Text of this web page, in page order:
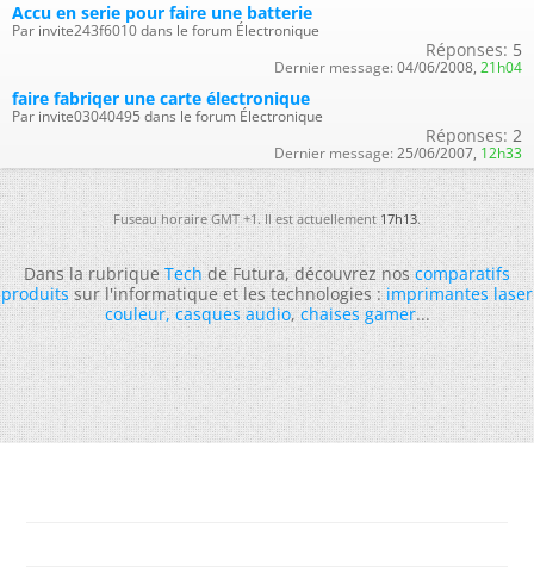
Accu en serie pour faire une batterie
Par invite243f6010 dans le forum Électronique
Réponses: 5
Dernier message: 04/06/2008, 21h04
faire fabriqer une carte électronique
Par invite03040495 dans le forum Électronique
Réponses: 2
Dernier message: 25/06/2007, 12h33
Fuseau horaire GMT +1. Il est actuellement17h13.
Dans la rubriqueTechde Futura, découvrez noscomparatifs
produitssur l'informatique et les technologies :imprimantes laser
couleur,casques audio,chaises gamer...